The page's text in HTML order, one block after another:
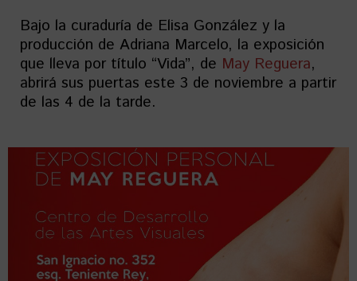
Bajo la curaduría de Elisa González y la
producción de Adriana Marcelo, la exposición
que lleva por título “Vida”, de May Reguera,
abrirá sus puertas este 3 de noviembre a partir
de las 4 de la tarde.